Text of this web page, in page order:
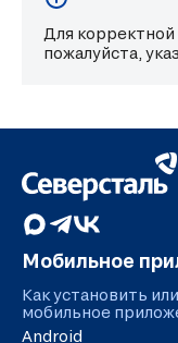
Для
пожалуйста,
Мобильное
Как установить
мобильное
Android